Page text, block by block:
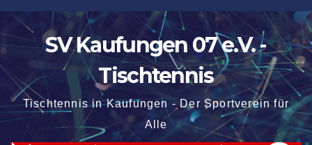
Zum
Inhalt
springen
SV Kaufungen 07 e.V. -
Tischtennis
Tischtennis in Kaufungen - Der Sportverein für
Alle